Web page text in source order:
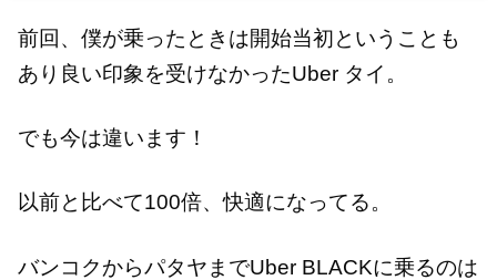
前回、僕が乗ったときは開始当初ということも
あり良い印象を受けなかったUber タイ。
でも今は違います！
以前と比べて100倍、快適になってる。
バンコクからパタヤまでUber BLACKに乗るのは